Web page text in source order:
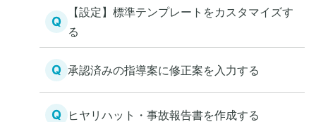
Q
【設定】標準テンプレートをカスタマイズす
る
Q 承認済みの指導案に修正案を入力する
Q ヒヤリハット・事故報告書を作成する